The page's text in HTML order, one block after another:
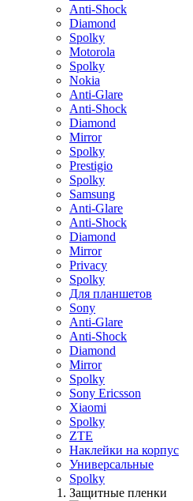
Anti-Shock
Diamond
Spolky
Motorola
Spolky
Nokia
Anti-Glare
Anti-Shock
Diamond
Mirror
Spolky
Prestigio
Spolky
Samsung
Anti-Glare
Anti-Shock
Diamond
Mirror
Privacy
Spolky
Для планшетов
Sony
Anti-Glare
Anti-Shock
Diamond
Mirror
Spolky
Sony Ericsson
Xiaomi
Spolky
ZTE
Наклейки на корпус
Универсальные
Spolky
Защитные пленки